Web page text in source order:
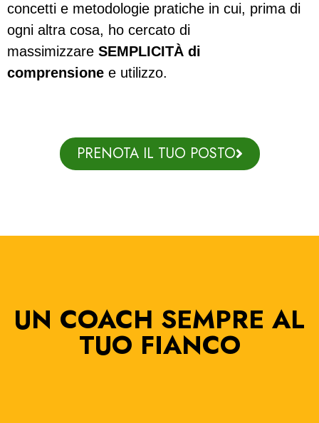
concetti e metodologie pratiche in cui, prima di
ogni altra cosa, ho cercato di
massimizzare SEMPLICITÀ di
comprensione e utilizzo.
PRENOTA IL TUO POSTO
UN COACH SEMPRE AL
TUO FIANCO